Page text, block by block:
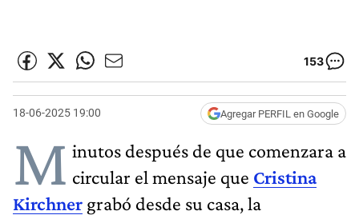
153
18-06-2025 19:00 Agregar PERFIL en Google
M inutos después de que comenzara a
circular el mensaje que Cristina
Kirchner grabó desde su casa, la